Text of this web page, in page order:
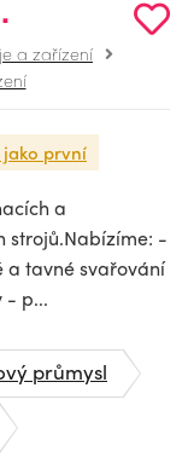
a zařízení
první
a
strojů.Nabízíme: -
tavné svařování
- p...
průmysl